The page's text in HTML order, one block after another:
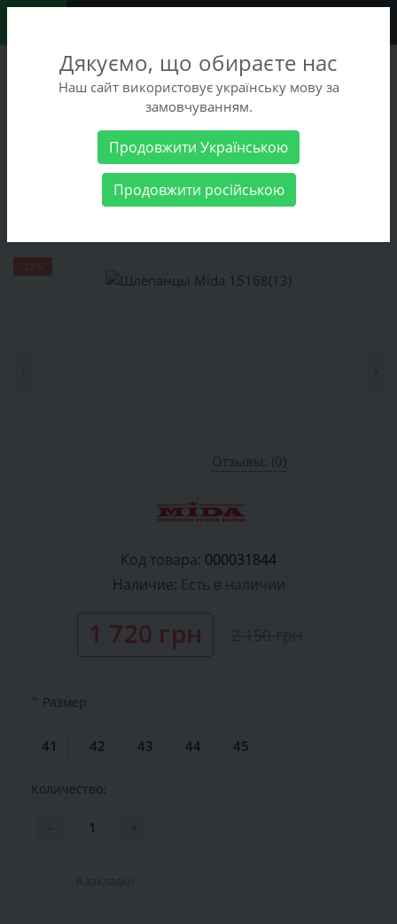
+38 (068) 486-90-09
+38 (093) 486-90-09
Мужские товары Мужская обувь Шлёпанцы Mida 15168(13)
Шлёпанцы Mida 15168(13)
-20%
Отзывы: (0)
Код товара: 000031844
Наличие: Есть в наличии
1 720 грн
* Размер
41 42 43 44 45
Количество:
- +
Дякуємо, що обираєте нас
Наш сайт використовує українську мову за
замовчуванням.
Продовжити Українською
Продовжити російською